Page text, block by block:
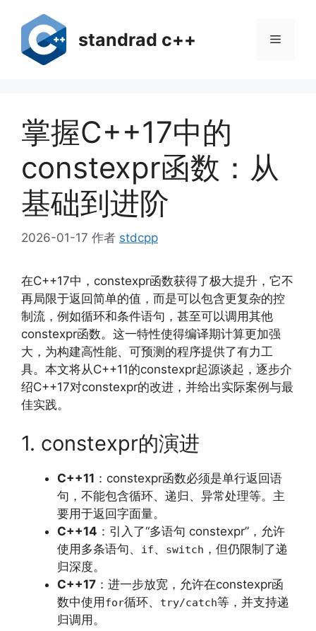
standrad c++ 菜
掌握C++17中的
constexpr函数：从
基础到进阶
2026-01-17 作者 stdcpp
在C++17中，constexpr函数获得了极大提升，它不
再局限于返回简单的值，而是可以包含更复杂的控
制流，例如循环和条件语句，甚至可以调用其他
constexpr函数。这一特性使得编译期计算更加强
大，为构建高性能、可预测的程序提供了有力工
具。本文将从C++11的constexpr起源谈起，逐步介
绍C++17对constexpr的改进，并给出实际案例与最
佳实践。
1. constexpr的演进
C++11 ：constexpr函数必须是单行返回语
句，不能包含循环、递归、异常处理等。主
要用于返回字面量。
C++14 ：引入了“多语句 constexpr”，允许
使用多条语句、
if、 switch ，但仍限制了递
归深度。
C++17 ：进一步放宽，允许在constexpr函
数中使用 for循环、 try/catch等，并支持递
归调用。